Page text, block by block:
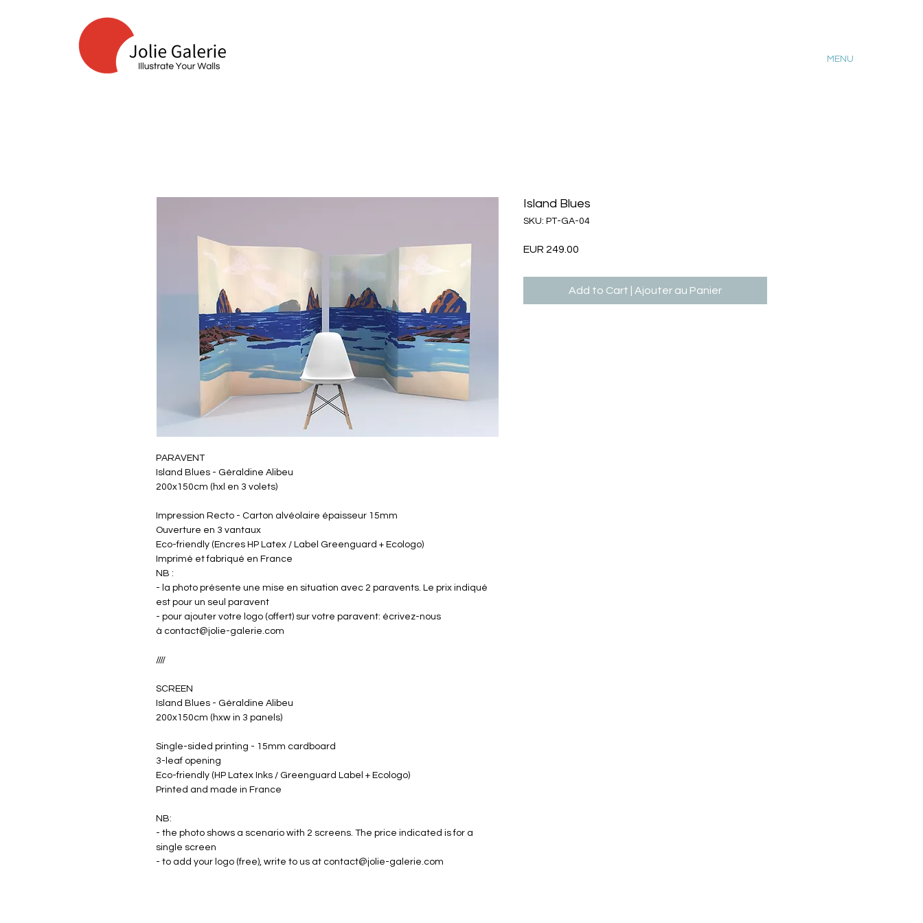
MENU
PARAVENT
Island Blues - Géraldine Alibeu
200x150cm (hxl en 3 volets)
Impression Recto - Carton alvéolaire épaisseur 15mm
Ouverture en 3 vantaux
Eco-friendly (Encres HP Latex / Label Greenguard + Ecologo)
Imprimé et fabriqué en France
NB :
- la photo présente une mise en situation avec 2 paravents. Le prix indiqué
est pour un seul paravent
- pour ajouter votre logo (offert) sur votre paravent: écrivez-nous
à contact@jolie-galerie.com
////
SCREEN
Island Blues - Géraldine Alibeu
200x150cm (hxw in 3 panels)
Single-sided printing - 15mm cardboard
3-leaf opening
Eco-friendly (HP Latex Inks / Greenguard Label + Ecologo)
Printed and made in France
NB:
- the photo shows a scenario with 2 screens. The price indicated is for a
single screen
- to add your logo (free), write to us at contact@jolie-galerie.com
Island Blues
SKU: PT-GA-04
EUR 249.00
Add to Cart | Ajouter au Panier